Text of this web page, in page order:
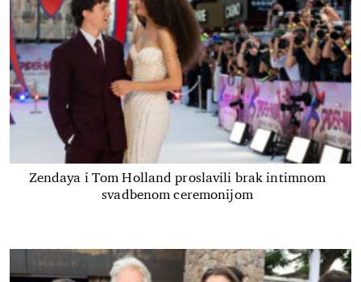
Zendaya i Tom Holland proslavili brak intimnom
svadbenom ceremonijom